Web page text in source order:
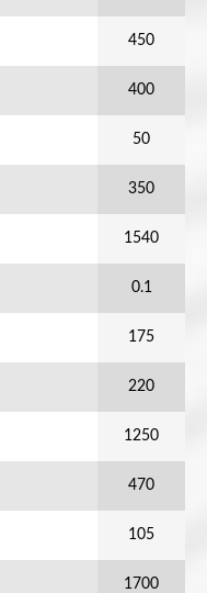
450
400
50
350
1540
0.1
175
220
1250
470
105
1700